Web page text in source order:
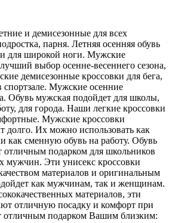
и демисезонные для всех
парня. Летняя осенняя обувь
и для широкой ноги. Мужские
выбор осенне-весеннего сезона,
демисезонные кроссовки для бега,
спортзале. Мужские осенние
Обувь мужская подойдет для школы,
для города. Наши легкие кроссовки
Мужские кроссовки
долго. Их можно использовать как
как сменную обувь на работу. Обувь
отличным подарком для школьников
мужчин. Эти унисекс кроссовки
материалов и оригинальным
как мужчинам, так и женщинам.
материалов, эти
отличную посадку и комфорт при
отличным подарком Вашим близким: